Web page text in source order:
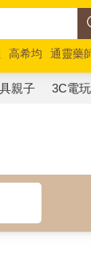
高希均
通靈藥
親子 3C電玩